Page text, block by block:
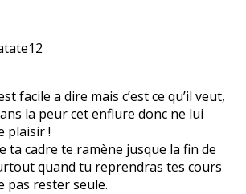
facile a dire mais c’est ce qu’il veut,
la peur cet enflure donc ne lui
plaisir !
ta cadre te ramène jusque la fin de
quand tu reprendras tes cours
pas rester seule.